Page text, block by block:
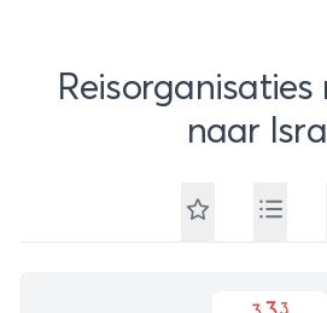
Reisorganisaties
naar